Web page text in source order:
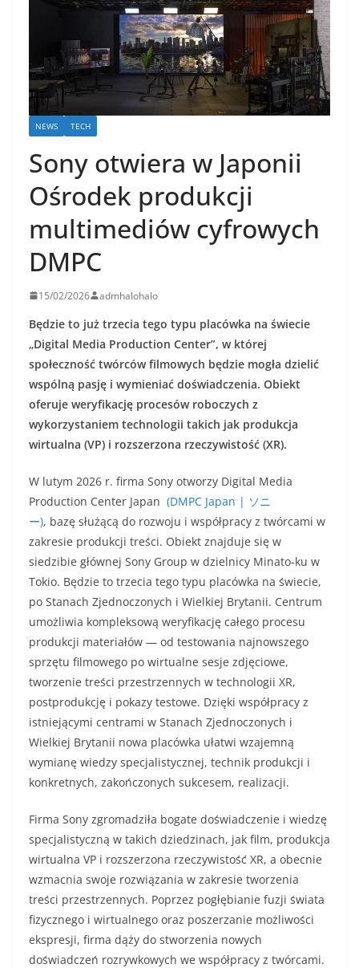
NEWS TECH
Sony otwiera w Japonii
Ośrodek produkcji
multimediów cyfrowych
DMPC
15/02/2026 admhalohalo
Będzie to już trzecia tego typu placówka na świecie
„Digital Media Production Center”, w której
społeczność twórców filmowych będzie mogła dzielić
wspólną pasję i wymieniać doświadczenia. Obiekt
oferuje weryfikację procesów roboczych z
wykorzystaniem technologii takich jak produkcja
wirtualna (VP) i rozszerzona rzeczywistość (XR).
W lutym 2026 r. firma Sony otworzy Digital Media
Production Center Japan (DMPC Japan | ソニ
ー), bazę służącą do rozwoju i współpracy z twórcami w
zakresie produkcji treści. Obiekt znajduje się w
siedzibie głównej Sony Group w dzielnicy Minato-ku w
Tokio. Będzie to trzecia tego typu placówka na świecie,
po Stanach Zjednoczonych i Wielkiej Brytanii. Centrum
umożliwia kompleksową weryfikację całego procesu
produkcji materiałów — od testowania najnowszego
sprzętu filmowego po wirtualne sesje zdjęciowe,
tworzenie treści przestrzennych w technologii XR,
postprodukcję i pokazy testowe. Dzięki współpracy z
istniejącymi centrami w Stanach Zjednoczonych i
Wielkiej Brytanii nowa placówka ułatwi wzajemną
wymianę wiedzy specjalistycznej, technik produkcji i
konkretnych, zakończonych sukcesem, realizacji.
Firma Sony zgromadziła bogate doświadczenie i wiedzę
specjalistyczną w takich dziedzinach, jak film, produkcja
wirtualna VP i rozszerzona rzeczywistość XR, a obecnie
wzmacnia swoje rozwiązania w zakresie tworzenia
treści przestrzennych. Poprzez pogłębianie fuzji świata
fizycznego i wirtualnego oraz poszerzanie możliwości
ekspresji, firma dąży do stworzenia nowych
doświadczeń rozrywkowych we współpracy z twórcami.